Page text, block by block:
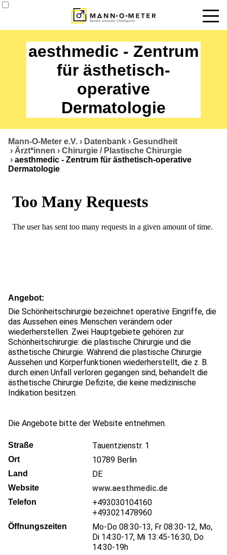
Termine
Angebote
Über uns
Kontakt
aesthmedic - Zentrum
für ästhetisch-
operative
Dermatologie
Mann-O-Meter e.V. › Datenbank › Gesundheit
› Ärzt*innen › Chirurgie / Plastische Chirurgie
› aesthmedic - Zentrum für ästhetisch-operative
Dermatologie
Angebot
Die Schönheitschirurgie bezeichnet operative Eingriffe, die
das Aussehen eines Menschen verändern oder
wiederherstellen. Zwei Hauptgebiete gehören zur
Schönheitschirurgie: die plastische Chirurgie und die
ästhetische Chirurgie. Während die plastische Chirurgie
Aussehen und Körperfunktionen wiederherstellt, die z. B.
durch einen Unfall verloren gegangen sind, behandelt die
ästhetische Chirurgie Defizite, die keine medizinische
Indikation besitzen.
Die Angebote bitte der Website entnehmen.
Straße Tauentzienstr. 1
Ort 10789 Berlin
Land DE
Website www.aesthmedic.de
Telefon
+493030104160
+493021478960
Öffnungszeiten
Mo-Do 08:30-13, Fr 08:30-12, Mo,
Di 14:30-17, Mi 13:45-16:30, Do
14:30-19h